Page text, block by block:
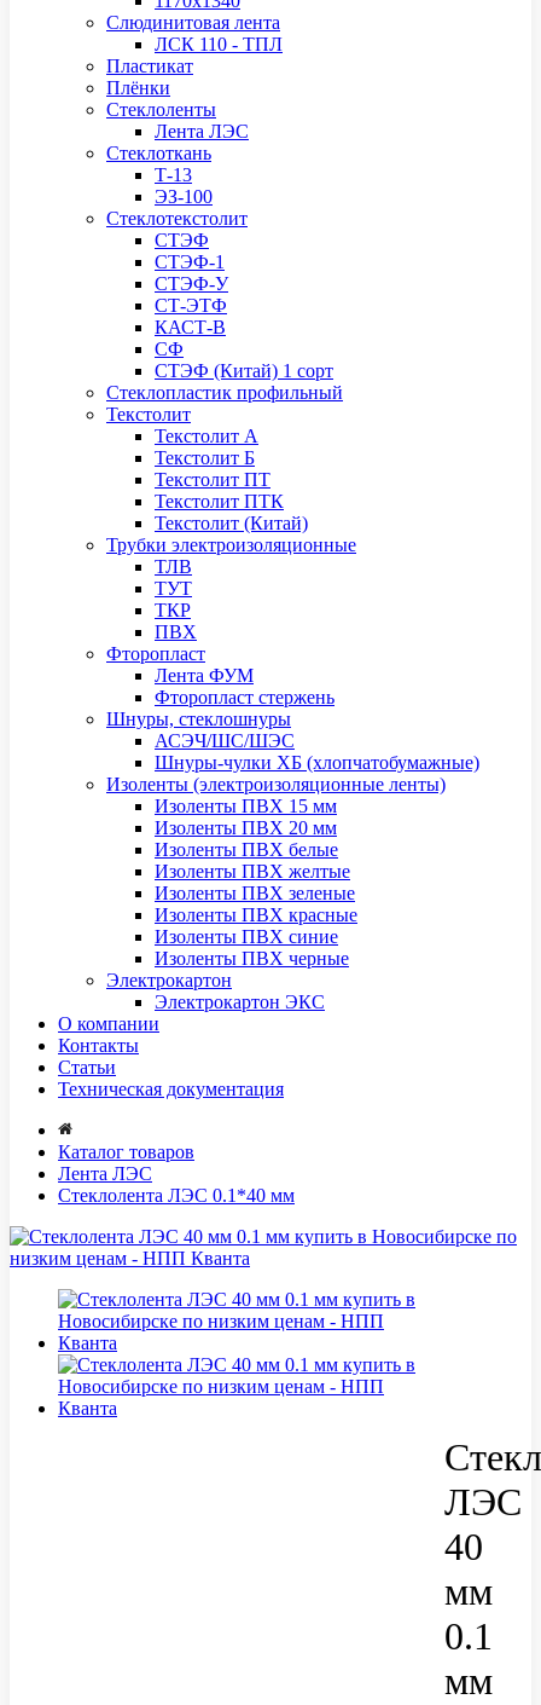
Слюдинитовая лента
ЛСК 110 - ТПЛ
Пластикат
Плёнки
Стеклоленты
Лента ЛЭС
Стеклоткань
Т-13
ЭЗ-100
Стеклотекстолит
СТЭФ
СТЭФ-1
СТЭФ-У
СТ-ЭТФ
КАСТ-В
СФ
СТЭФ (Китай) 1 сорт
Стеклопластик профильный
Текстолит
Текстолит А
Текстолит Б
Текстолит ПТ
Текстолит ПТК
Текстолит (Китай)
Трубки электроизоляционные
ТЛВ
ТУТ
ТКР
ПВХ
Фторопласт
Лента ФУМ
Фторопласт стержень
Шнуры, стеклошнуры
АСЭЧ/ШС/ШЭС
Шнуры-чулки ХБ (хлопчатобумажные)
Изоленты (электроизоляционные ленты)
Изоленты ПВХ 15 мм
Изоленты ПВХ 20 мм
Изоленты ПВХ белые
Изоленты ПВХ желтые
Изоленты ПВХ зеленые
Изоленты ПВХ красные
Изоленты ПВХ синие
Изоленты ПВХ черные
Электрокартон
Электрокартон ЭКС
О компании
Контакты
Статьи
Техническая документация
Каталог товаров
Лента ЛЭС
Стеклолента ЛЭС 0.1*40 мм
ЛЭС
40
мм
0.1
мм